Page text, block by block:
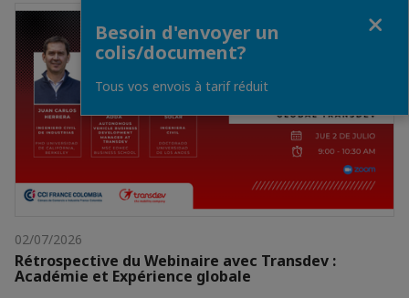
02/07/2026
Rétrospective du Webinaire avec Transdev :
Académie et Expérience globale
Besoin d'envoyer un
colis/document?
Tous vos envois à tarif réduit